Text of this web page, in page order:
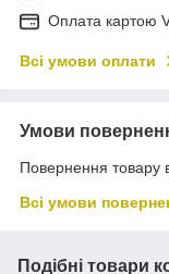
Оплата картою
Всі умови оплати
Умови
Повернення товару
Всі умови
Подібні товари